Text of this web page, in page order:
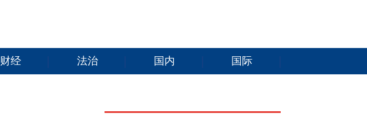
财经 法治 国内 国际